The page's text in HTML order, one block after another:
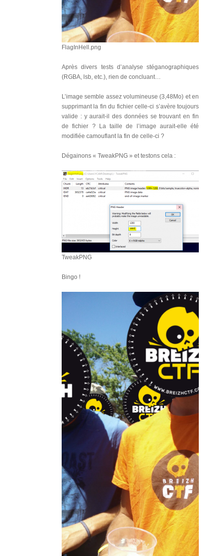
FlagInHell.png
Après divers tests d’analyse stéganographiques
(RGBA, lsb, etc.), rien de concluant…
L’image semble assez volumineuse (3,48Mo) et en
supprimant la fin du fichier celle-ci s’avère toujours
valide : y aurait-il des données se trouvant en fin
de fichier ? La taille de l’image aurait-elle été
modifiée camouflant la fin de celle-ci ?
Dégainons « TweakPNG » et testons cela :
TweakPNG
Bingo !